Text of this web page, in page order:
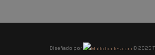
Diseñado por © 2025